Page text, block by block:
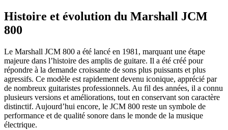
Histoire et évolution du Marshall JCM
800
Le Marshall JCM 800 a été lancé en 1981, marquant une étape
majeure dans l’histoire des amplis de guitare. Il a été créé pour
répondre à la demande croissante de sons plus puissants et plus
agressifs. Ce modèle est rapidement devenu iconique, apprécié par
de nombreux guitaristes professionnels. Au fil des années, il a connu
plusieurs versions et améliorations, tout en conservant son caractère
distinctif. Aujourd’hui encore, le JCM 800 reste un symbole de
performance et de qualité sonore dans le monde de la musique
électrique.